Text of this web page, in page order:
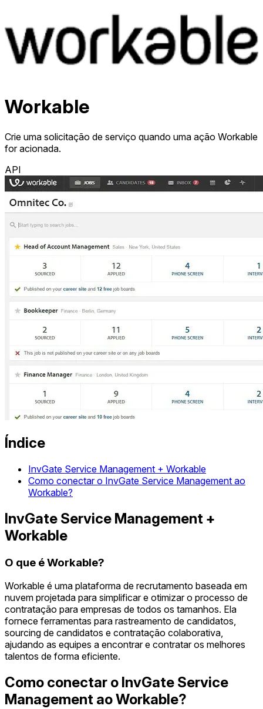
Workable
Crie uma solicitação de serviço quando uma ação Workable
for acionada.
API
Índice
InvGate Service Management + Workable
Como conectar o InvGate Service Management ao
Workable?
InvGate Service Management +
Workable
O que é Workable?
Workable é uma plataforma de recrutamento baseada em
nuvem projetada para simplificar e otimizar o processo de
contratação para empresas de todos os tamanhos. Ela
fornece ferramentas para rastreamento de candidatos,
sourcing de candidatos e contratação colaborativa,
ajudando as equipes a encontrar e contratar os melhores
talentos de forma eficiente.
Como conectar o InvGate Service
Management ao Workable?